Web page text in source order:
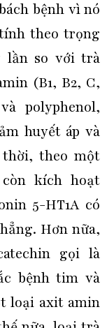
bệnh vì nó
theo trọng
lần so với trà
(B1, B2, C,
polyphenol,
huyết áp và
theo một
kích hoạt
5-HT1A có
Hơn nữa,
gọi là
bệnh tim và
loại axit amin